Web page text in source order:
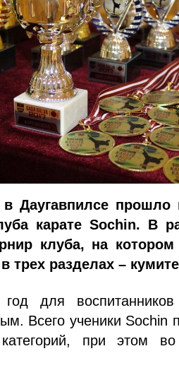
Даугавпилсе прошло
карате Sochin. В
клуба, на
трех разделах –
для
Всего ученики Sochin
при этом